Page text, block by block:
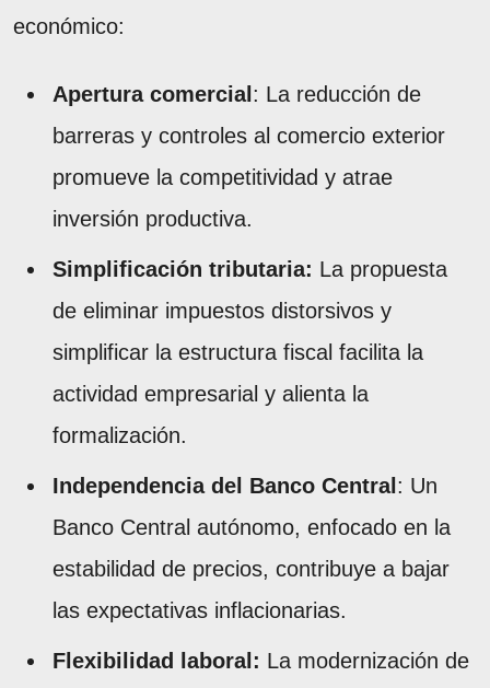
económico:
Apertura comercial : La reducción de
barreras y controles al comercio exterior
promueve la competitividad y atrae
inversión productiva.
Simplificación tributaria: La propuesta
de eliminar impuestos distorsivos y
simplificar la estructura fiscal facilita la
actividad empresarial y alienta la
formalización.
Independencia del Banco Central : Un
Banco Central autónomo, enfocado en la
estabilidad de precios, contribuye a bajar
las expectativas inflacionarias.
Flexibilidad laboral: La modernización de